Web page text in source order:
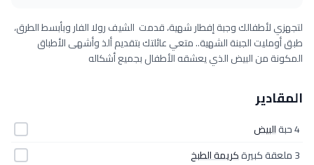
لتجهزي لأطفالك وجبة إفطار شهية، قدمت الشيف رولا الفار وبأبسط الطرق،
طبق أومليت الجبنة الشهية.. متعي عائلتك بتقديم ألذ وأشهى الأطباق
المكونة من البيض الذي يعشقه الأطفال بجميع أشكاله
المقادير
4 حبة
البيض
3 ملعقة كبيرة
كريمة الطبخ